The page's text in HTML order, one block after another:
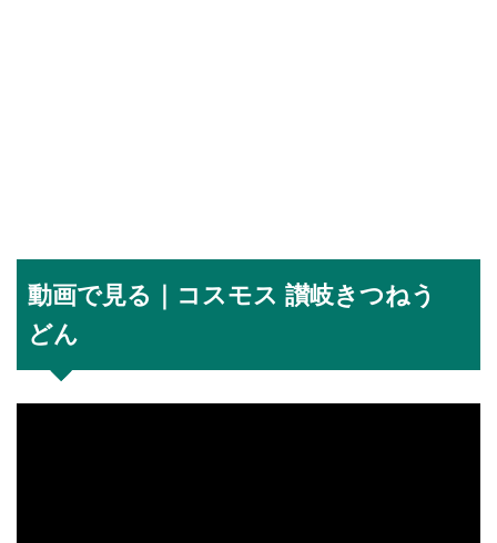
動画で見る｜コスモス 讃岐きつねう
どん